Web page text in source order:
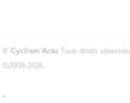
© Cyclism'Actu Tous droits réservés
©2008-2026
-